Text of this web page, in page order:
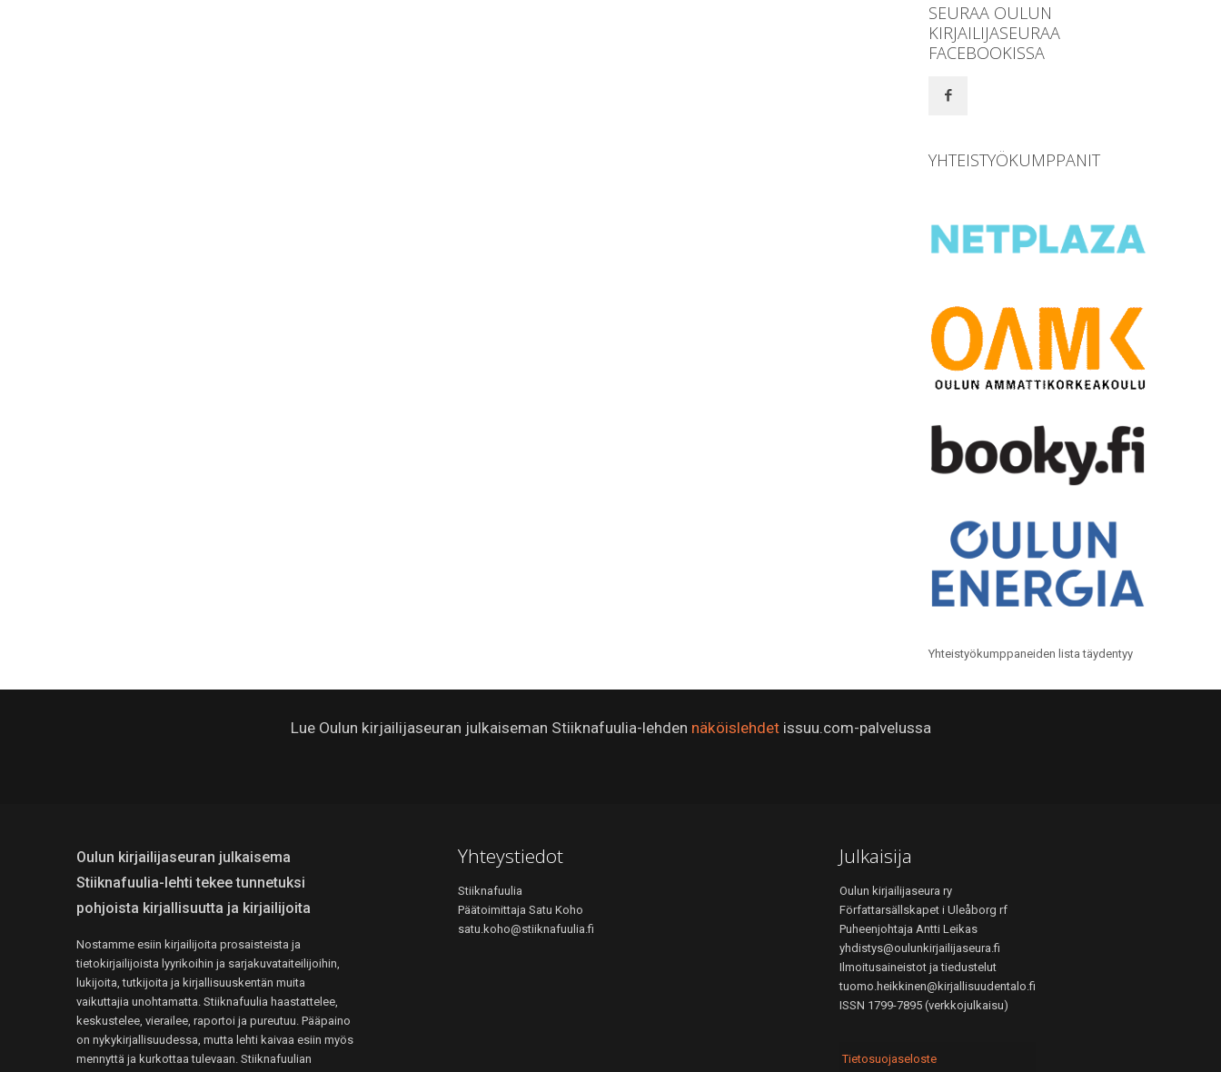
SEURAA OULUN
KIRJAILIJASEURAA
FACEBOOKISSA
YHTEISTYÖKUMPPANIT
Yhteistyökumppaneiden lista täydentyy
Lue Oulun kirjailijaseuran julkaiseman Stiiknafuulia-lehden näköislehdetissuu.com-palvelussa
Oulun kirjailijaseuran julkaisema
Stiiknafuulia-lehti tekee tunnetuksi
pohjoista kirjallisuutta ja kirjailijoita
Nostamme esiin kirjailijoita prosaisteista ja
tietokirjailijoista lyyrikoihin ja sarjakuvataiteilijoihin,
lukijoita, tutkijoita ja kirjallisuuskentän muita
vaikuttajia unohtamatta. Stiiknafuulia haastattelee,
keskustelee, vierailee, raportoi ja pureutuu. Pääpaino
on nykykirjallisuudessa, mutta lehti kaivaa esiin myös
mennyttä ja kurkottaa tulevaan. Stiiknafuulian
Yhteystiedot
Stiiknafuulia
Päätoimittaja Satu Koho
satu.koho@stiiknafuulia.fi
Julkaisija
Oulun kirjailijaseura ry
Författarsällskapet i Uleåborg rf
Puheenjohtaja Antti Leikas
yhdistys@oulunkirjailijaseura.fi
Ilmoitusaineistot ja tiedustelut
tuomo.heikkinen@kirjallisuudentalo.fi
ISSN 1799-7895 (verkkojulkaisu)
Tietosuojaseloste